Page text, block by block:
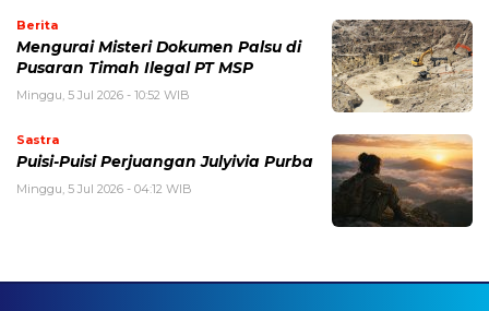
Berita
Mengurai Misteri Dokumen Palsu di
Pusaran Timah Ilegal PT MSP
Minggu, 5 Jul 2026 - 10:52 WIB
Sastra
Puisi-Puisi Perjuangan Julyivia Purba
Minggu, 5 Jul 2026 - 04:12 WIB